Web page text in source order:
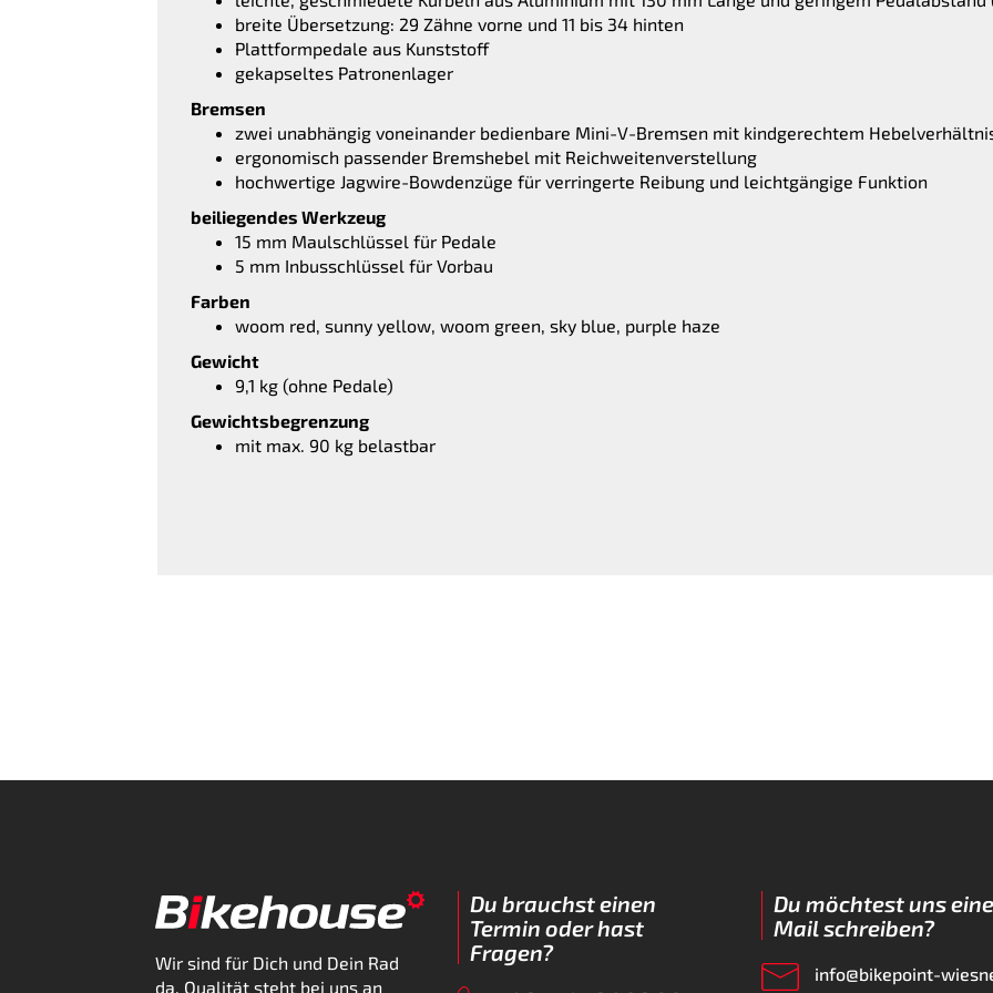
breite Übersetzung: 29 Zähne vorne und 11 bis 34 hinten
Plattformpedale aus Kunststoff
gekapseltes Patronenlager
Bremsen
zwei unabhängig voneinander bedienbare Mini-V-Bremsen mit kindgerechtem
ergonomisch passender Bremshebel mit Reichweitenverstellung
hochwertige Jagwire-Bowdenzüge für verringerte Reibung und leichtgängige Funktion
beiliegendes Werkzeug
15 mm Maulschlüssel für Pedale
5 mm Inbusschlüssel für Vorbau
Farben
woom red, sunny yellow, woom green, sky blue, purple haze
Gewicht
9,1 kg (ohne Pedale)
Gewichtsbegrenzung
mit max. 90 kg belastbar
Wir sind für Dich und Dein Rad
da. Qualität steht bei uns an
Du brauchst einen
Termin oder hast
Fragen?
Du möchtest uns
Mail schreiben?
info@bikepoint-